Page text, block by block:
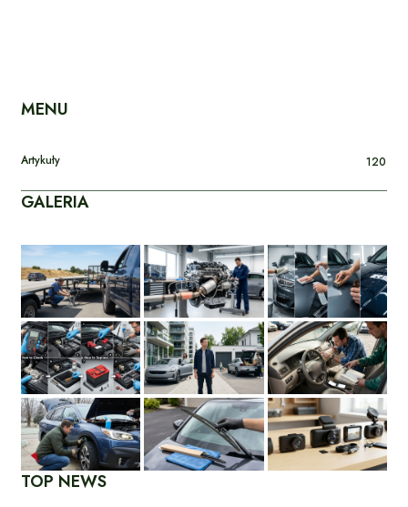
MENU
Artykuły 120
GALERIA
TOP NEWS